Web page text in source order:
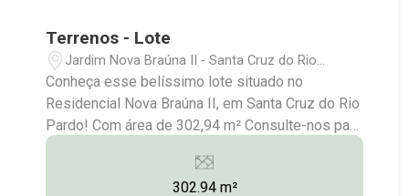
Terrenos - Lote
Jardim Nova Braúna II - Santa Cruz do Rio
Pardo/SP
Conheça esse belíssimo lote situado no
Residencial Nova Braúna II, em Santa Cruz do Rio
Pardo! Com área de 302,94 m² Consulte-nos para
maiores informações: (14) 3372-2528 / (14)
302.94 m²